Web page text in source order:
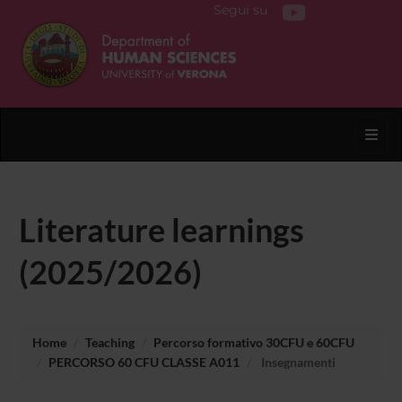
Segui su
Literature learnings
(2025/2026)
Home Teaching
Percorso formativo 30CFU e 60CFU
PERCORSO 60 CFU CLASSE A011
Insegnamenti